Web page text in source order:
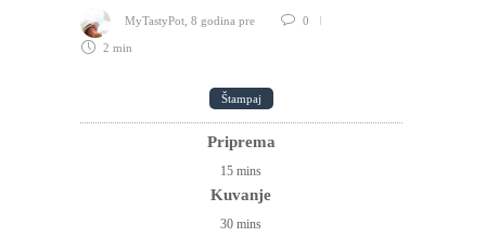
MyTastyPot, 8 godina pre 0
2 min
Štampaj
Priprema
15 mins
Kuvanje
30 mins